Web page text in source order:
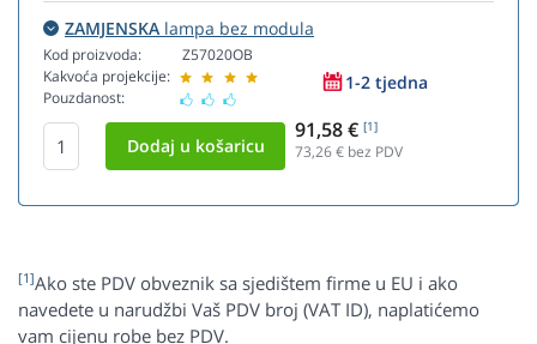
ZAMJENSKA lampa bez modula
Kod proizvoda:
Kakvoća projekcije:
Pouzdanost:
Z57020OB
1-2 tjedna
91,58 € [1]
73,26€ bez PDV
[1]Ako ste PDV obveznik sa sjedištem firme u EU i ako
navedete u narudžbi Vaš PDV broj (VAT ID), naplatićemo
vam cijenu robe bez PDV.